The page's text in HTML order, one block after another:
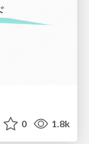
0 1.8k